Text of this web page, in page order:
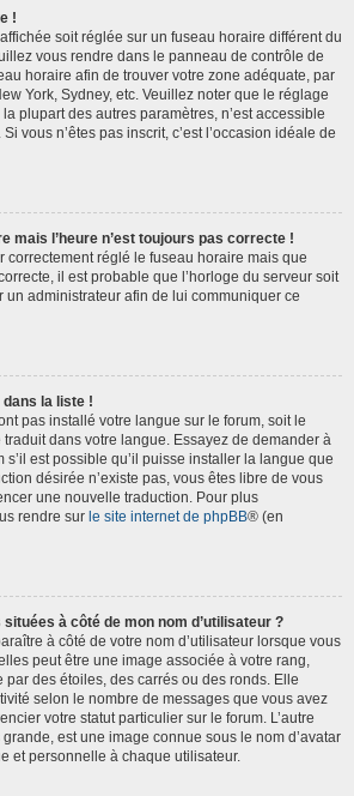
!
soit réglée sur un fuseau horaire différent du
vous rendre dans le panneau de contrôle de
horaire afin de trouver votre zone adéquate, par
York, Sydney, etc. Veuillez noter que le réglage
plupart des autres paramètres, n’est accessible
vous n’êtes pas inscrit, c’est l’occasion idéale de
mais l’heure n’est toujours pas correcte !
correctement réglé le fuseau horaire mais que
il est probable que l’horloge du serveur soit
un administrateur afin de lui communiquer ce
dans la liste !
pas installé votre langue sur le forum, soit le
dans votre langue. Essayez de demander à
est possible qu’il puisse installer la langue que
désirée n’existe pas, vous êtes libre de vous
une nouvelle traduction. Pour plus
rendre sur le site internet de phpBB® (en
à côté de mon nom d’utilisateur ?
à côté de votre nom d’utilisateur lorsque vous
peut être une image associée à votre rang,
des étoiles, des carrés ou des ronds. Elle
selon le nombre de messages que vous avez
votre statut particulier sur le forum. L’autre
est une image connue sous le nom d’avatar
et personnelle à chaque utilisateur.